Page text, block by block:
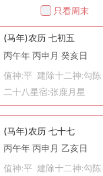
水学说，合理的墙体设
康和事业顺利。
，选择吉日进行“修饰垣
人们相信，在合适的日期进
事发生。例如，《协纪辨方
适宜动工的指导原则。
看似简单，但在实际操作过
为春季和秋季是进行墙
温和，有利于材料干燥固化
只看周末
(马年)农历 七初五
丙午年 丙申月 癸亥日
值神:平 建除十二神:勾陈
二十八星宿:张鹿月星
(马年)农历 七十七
丙午年 丙申月 乙亥日
值神:平 建除十二神:勾陈